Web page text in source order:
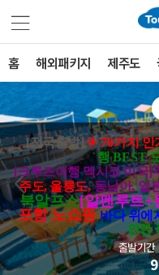
홈 해외패키지 제주도
[전국출발] ✈ 70가지 인
행BEST
[크루즈여행 멕시코 미국]
주도, 울릉도,동남아,일
북알프스[알펜루트+
포함 노쇼핑바다 위에
안한
출발기